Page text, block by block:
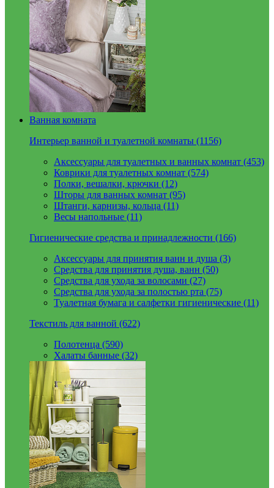
Ванная комната
Интерьер ванной и туалетной комнаты (1156)
Аксессуары для туалетных и ванных комнат (453)
Коврики для туалетных комнат (574)
Полки, вешалки, крючки (12)
Шторы для ванных комнат (95)
Штанги, карнизы, кольца (11)
Весы напольные (11)
Гигиенические средства и принадлежности (166)
Аксессуары для принятия ванн и душа (3)
Средства для принятия душа, ванн (50)
Средства для ухода за волосами (27)
Средства для ухода за полостью рта (75)
Туалетная бумага и салфетки гигиенические (11)
Текстиль для ванной (622)
Полотенца (590)
Халаты банные (32)